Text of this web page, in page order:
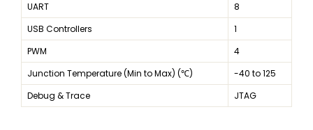
UART
8
USB Controllers
1
PWM
4
Junction Temperature (Min to Max) (℃)
-40 to 125
Debug & Trace
JTAG